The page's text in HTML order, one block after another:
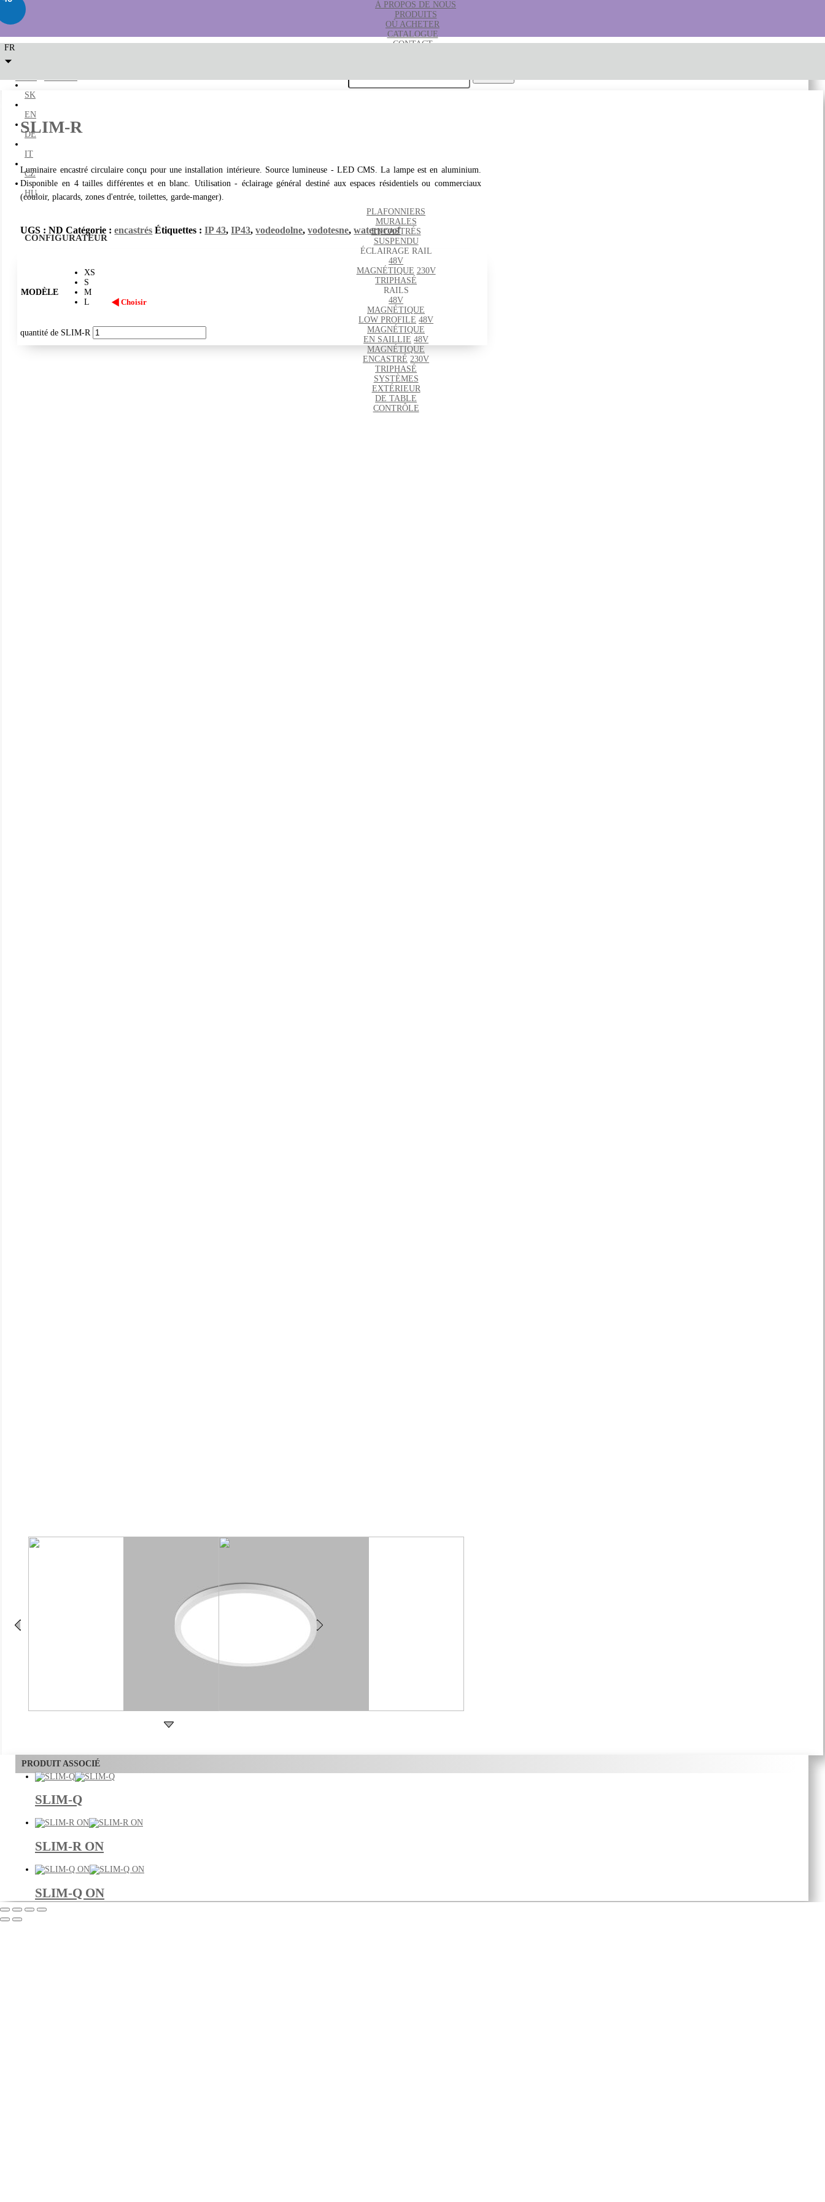
À PROPOS DE NOUS
PRODUITS
OÙ ACHETER
CATALOGUE
CONTACT
FR
SK
EN
DE
IT
CZ
HU
PLAFONNIERS
MURALES
ENCASTRÉS
SUSPENDU
ÉCLAIRAGE RAIL
48V
MAGNÉTIQUE 230V
TRIPHASÉ
RAILS
48V
MAGNÉTIQUE
LOW PROFILE 48V
MAGNÉTIQUE
EN SAILLIE 48V
MAGNÉTIQUE
ENCASTRÉ 230V
TRIPHASÉ
SYSTÈMES
EXTÉRIEUR
DE TABLE
CONTRÔLE
SLIM-R
Luminaire encastré circulaire conçu pour une installation intérieure. Source lumineuse - LED CMS. La lampe est en aluminium.
Disponible en 4 tailles différentes et en blanc. Utilisation - éclairage général destiné aux espaces résidentiels ou commerciaux
(couloir, placards, zones d'entrée, toilettes, garde-manger).
UGS :ND Catégorie :encastrés Étiquettes :IP 43,IP43,vodeodolne,vodotesne,waterproof
CONFIGURATEUR
MODÈLE
XS
S
M
L
quantité de SLIM-R
PRODUIT ASSOCIÉ
SLIM-Q
SLIM-R ON
SLIM-Q ON
Choisir